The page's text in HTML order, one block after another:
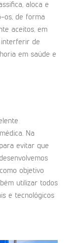
aloca e
os, de forma
aceitos, em
interferir de
em saúde e
Na
evitar que
objetivo
utilizar todos
e tecnológicos